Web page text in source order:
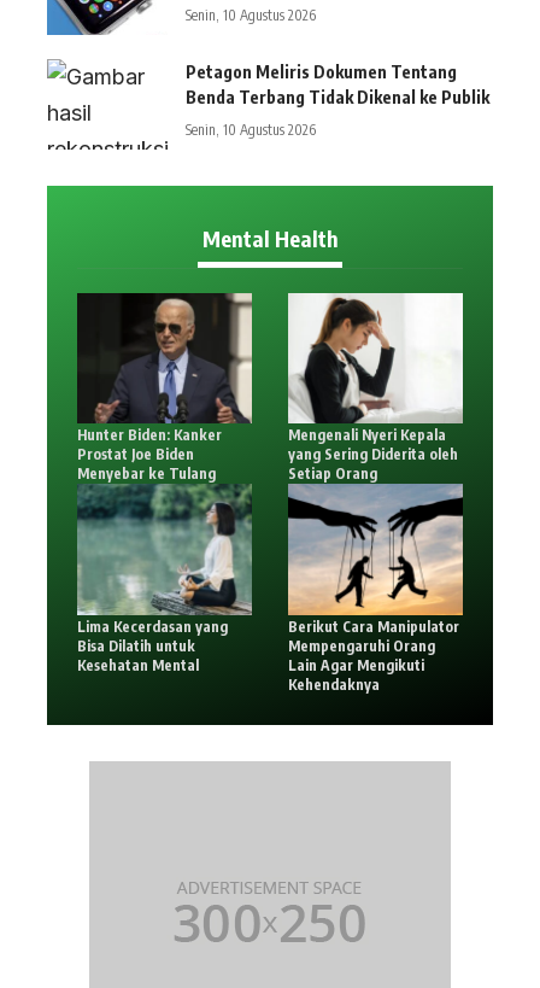
Senin, 10 Agustus 2026
Petagon Meliris Dokumen Tentang
Benda Terbang Tidak Dikenal ke Publik
Senin, 10 Agustus 2026
Mental Health
Hunter Biden: Kanker
Prostat Joe Biden
Menyebar ke Tulang
Mengenali Nyeri Kepala
yang Sering Diderita oleh
Setiap Orang
Lima Kecerdasan yang
Bisa Dilatih untuk
Kesehatan Mental
Berikut Cara Manipulator
Mempengaruhi Orang
Lain Agar Mengikuti
Kehendaknya